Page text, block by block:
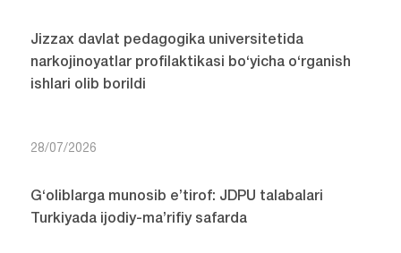
Jizzax davlat pedagogika universitetida
narkojinoyatlar profilaktikasi bo‘yicha o‘rganish
ishlari olib borildi
28/07/2026
G‘oliblarga munosib e’tirof: JDPU talabalari
Turkiyada ijodiy-ma’rifiy safarda